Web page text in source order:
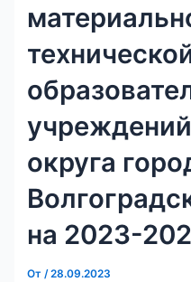
округа
на 2023-
От/28.09.2023